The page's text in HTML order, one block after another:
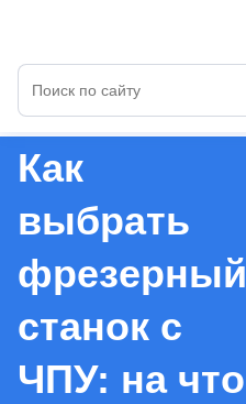
Статьи
Как
выбрать
фрезерный
станок с
ЧПУ: на что